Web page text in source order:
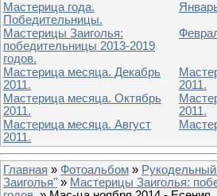
Мастерица года.
Победительницы.
Мастерицы Заиголья:
победительницы 2013-2019
годов.
Мастерица месяца. Декабрь
2011.
2011.
Мастерица месяца. Октябрь
2011.
2011.
Мастерица месяца. Август
2011.
Главная » Фотоальбом »
Заиголья" » Мастерицы Заиголья: